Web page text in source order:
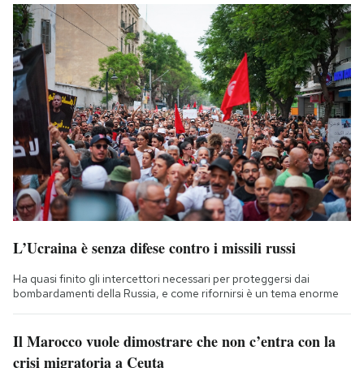
L’Ucraina è senza difese contro i missili russi
Ha quasi finito gli intercettori necessari per proteggersi dai
bombardamenti della Russia, e come rifornirsi è un tema enorme
Il Marocco vuole dimostrare che non c’entra con la
crisi migratoria a Ceuta